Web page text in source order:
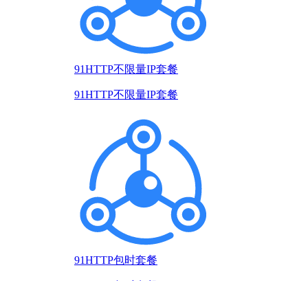
91HTTP不限量IP套餐
91HTTP不限量IP套餐
91HTTP包时套餐